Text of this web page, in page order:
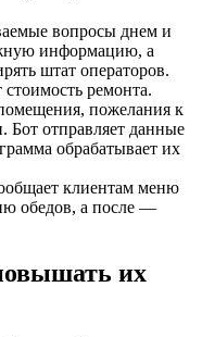
вопросы днем и
информацию, а
штат операторов.
ремонта.
пожелания к
Бот отправляет данные
обрабатывает их
клиентам меню
обедов, а после —
их